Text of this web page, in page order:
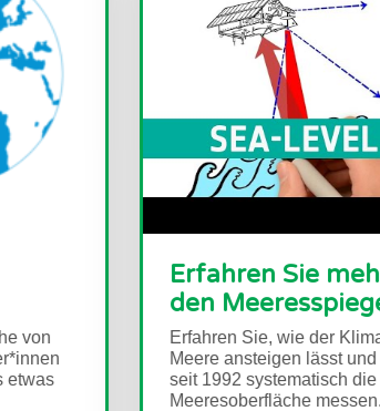
Die Autobahnen der
Weltmeere
Kurzbeschreibung: In dieser Reihe von
drei Aktivitäten lernen die Schüler*innen
mithilfe eines Multimedia-Moduls etwas
über Meeresströmungen, die...